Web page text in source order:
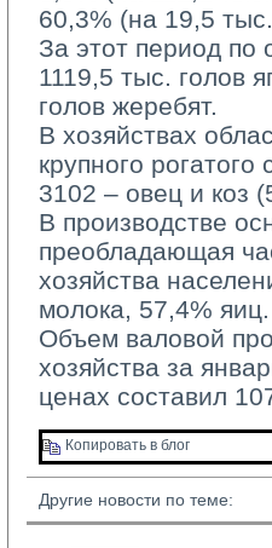
60,3% (на 19,5
За этот период по
1119,5 тыс. голов
голов жеребят.
В хозяйствах
крупного
3102 – овец и коз
В производстве
преобладающая
хозяйства
молока, 57,4% яиц.
Объем валовой
хозяйства за
ценах составил
Копировать в блог
Другие новости по теме: